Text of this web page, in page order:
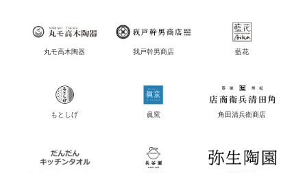
丸モ高木陶器 我戸幹男商店 藍花
もとしげ 眞窯 角田清兵衛商店